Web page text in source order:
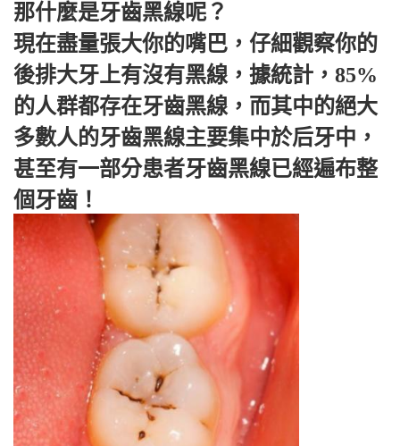
那什麼是牙齒黑線呢？
現在盡量張大你的嘴巴，仔細觀察你的
後排大牙上有沒有黑線，據統計，85%
的人群都存在牙齒黑線，而其中的絕大
多數人的牙齒黑線主要集中於后牙中，
甚至有一部分患者牙齒黑線已經遍布整
個牙齒！